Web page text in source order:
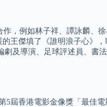
，例如林子祥、譚詠麟、
王傑填了《誰明浪子心》
及導演、足球評述員、書
5屆香港電影金像獎「最佳